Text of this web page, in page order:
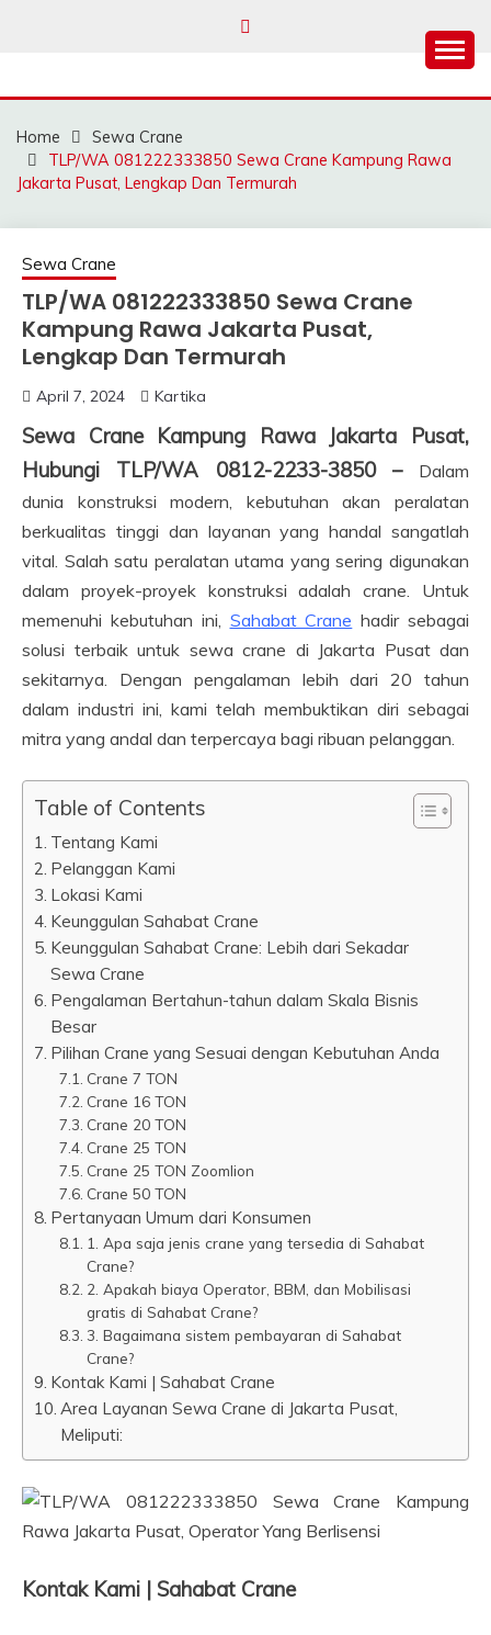
SAHABAT CRANE |
JASA SEWA CRANE |
FORKLIFT | SKYLIFT
Home
Sewa Crane
TLP/WA 081222333850 Sewa Crane Kampung Rawa
Jakarta Pusat, Lengkap Dan Termurah
Sewa Crane
TLP/WA 081222333850 Sewa Crane
Kampung Rawa Jakarta Pusat,
Lengkap Dan Termurah
April 7, 2024 Kartika
Sewa Crane Kampung Rawa Jakarta Pusat,
Hubungi TLP/WA 0812-2233-3850 –
Dalam
dunia konstruksi modern, kebutuhan akan peralatan
berkualitas tinggi dan layanan yang handal sangatlah
vital. Salah satu peralatan utama yang sering digunakan
dalam proyek-proyek konstruksi adalah crane. Untuk
memenuhi kebutuhan ini, Sahabat Crane hadir sebagai
solusi terbaik untuk sewa crane di Jakarta Pusat dan
sekitarnya. Dengan pengalaman lebih dari 20 tahun
dalam industri ini, kami telah membuktikan diri sebagai
mitra yang andal dan terpercaya bagi ribuan pelanggan.
Table of Contents
Tentang Kami
Pelanggan Kami
Lokasi Kami
Keunggulan Sahabat Crane
Keunggulan Sahabat Crane: Lebih dari Sekadar
Sewa Crane
Pengalaman Bertahun-tahun dalam Skala Bisnis
Besar
Pilihan Crane yang Sesuai dengan Kebutuhan Anda
Crane 7 TON
Crane 16 TON
Crane 20 TON
Crane 25 TON
Crane 25 TON Zoomlion
Crane 50 TON
Pertanyaan Umum dari Konsumen
1. Apa saja jenis crane yang tersedia di Sahabat
Crane?
2. Apakah biaya Operator, BBM, dan Mobilisasi
gratis di Sahabat Crane?
3. Bagaimana sistem pembayaran di Sahabat
Crane?
Kontak Kami | Sahabat Crane
Area Layanan Sewa Crane di Jakarta Pusat,
Meliputi:
Kontak Kami | Sahabat Crane